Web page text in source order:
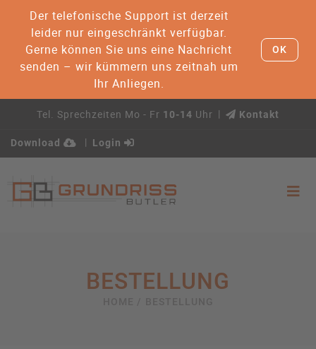
Der telefonische Support ist derzeit
leider nur eingeschränkt verfügbar.
Gerne können Sie uns eine Nachricht
senden – wir kümmern uns zeitnah um
Ihr Anliegen.
OK
Tel. Sprechzeiten Mo - Fr 10-14 Uhr Kontakt
Download Login
BESTELLUNG